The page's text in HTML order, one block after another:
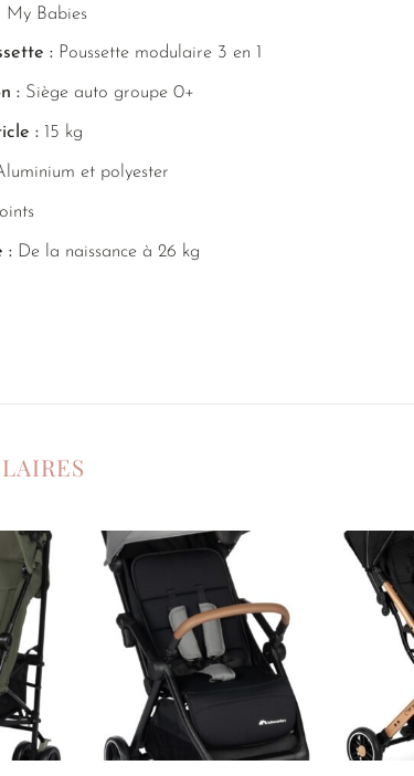
Babies
:Poussette modulaire 3 en 1
:Siège auto groupe 0+
:15 kg
et polyester
:De la naissance à 26 kg
Ajouter
à la
liste de
souhaits
à la
liste de
souhaits